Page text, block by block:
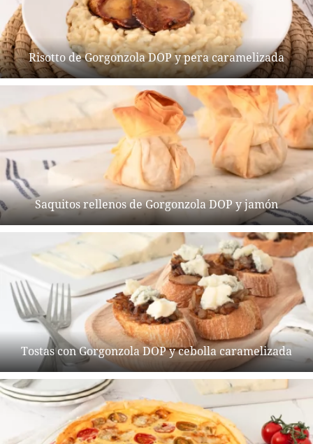
Risotto de Gorgonzola DOP y pera caramelizada
Saquitos rellenos de Gorgonzola DOP y jamón
Tostas con Gorgonzola DOP y cebolla caramelizada